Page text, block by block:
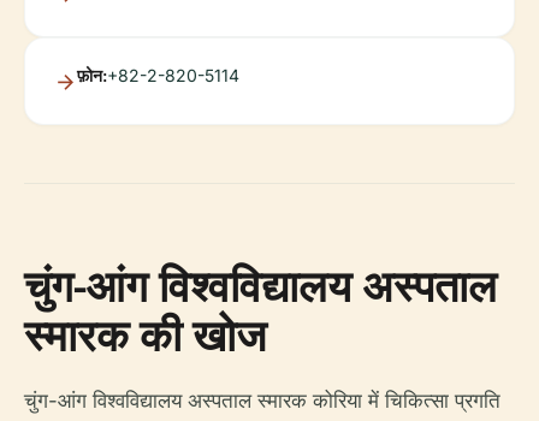
फ़ोन:+82-2-820-5114
चुंग-आंग विश्वविद्यालय अस्पताल
स्मारक की खोज
चुंग-आंग विश्वविद्यालय अस्पताल स्मारक कोरिया में चिकित्सा प्रगति